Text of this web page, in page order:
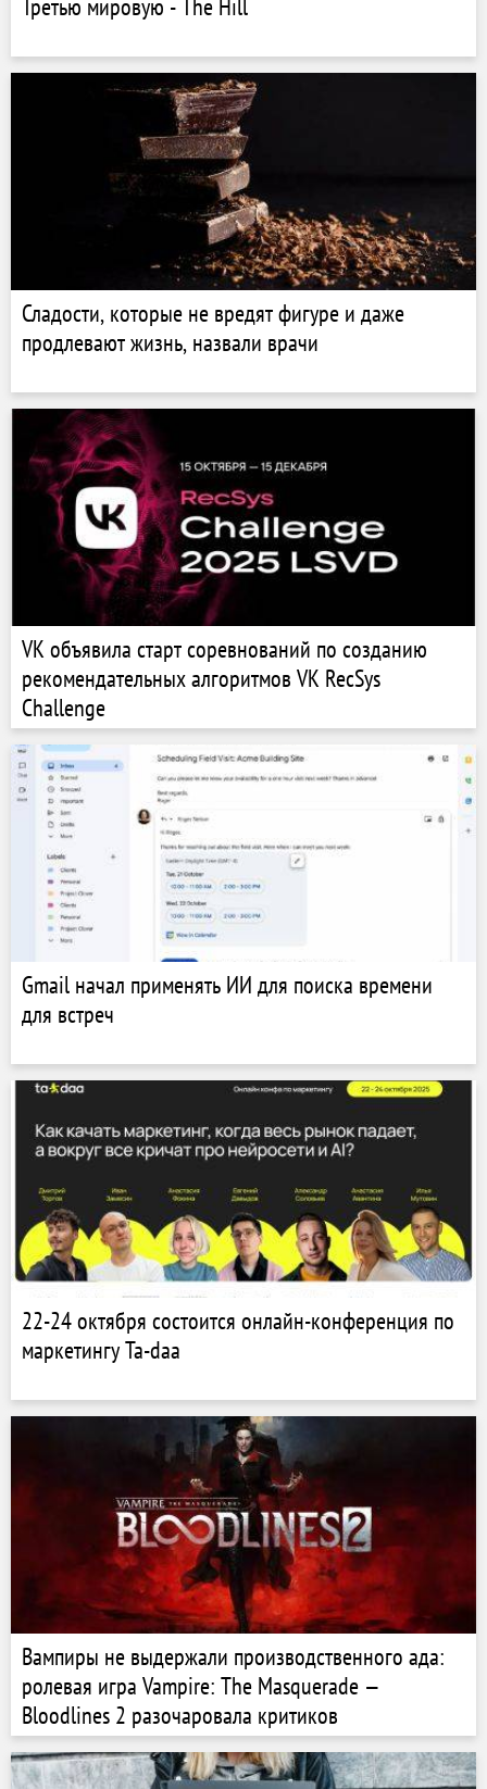
Третью мировую - The Hill
Сладости, которые не вредят фигуре и даже
продлевают жизнь, назвали врачи
VK объявила старт соревнований по созданию
рекомендательных алгоритмов VK RecSys
Challenge
Gmail начал применять ИИ для поиска времени
для встреч
22-24 октября состоится онлайн-конференция по
маркетингу Ta-daa
Вампиры не выдержали производственного ада:
ролевая игра Vampire: The Masquerade —
Bloodlines 2 разочаровала критиков